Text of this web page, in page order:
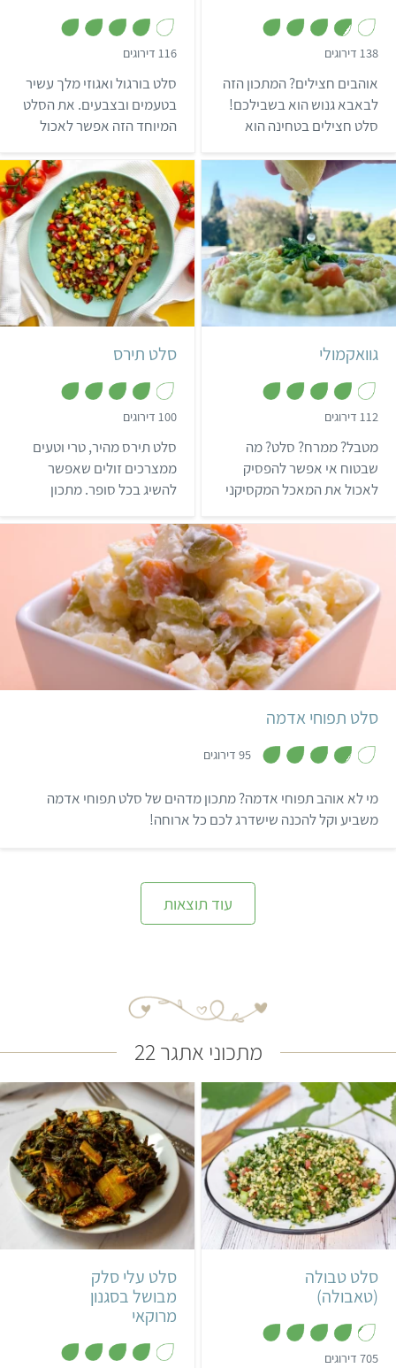
138 דירוגים
.
7
מ
ת
ו
אוהבים חצילים? המתכון הזה
לבאבא גנוש הוא בשבילכם!
סלט חצילים בטחינה הוא
כמנת צד, או כממרח למריחה
116 דירוגים
מ
ת
ו
ך
5
סלט בורגול ואגוזי מלך עשיר
בטעמים ובצבעים. את הסלט
המיוחד הזה אפשר לאכול
מרשימה לצד הארוחה.
הידעתם? אגוזי מלך הם מקור
לאומגה 3.
קל 10 דקות
4 מנות מקסיקני
גוואקמולי
112 דירוגים
.
1
מ
ת
ו
מטבל? ממרח? סלט? מה
שבטוח אי אפשר להפסיק
לאכול את המאכל המקסיקני
מקסיקני שתמיד עובד טוב
קל 15 דקות
6 מנות
סלט תירס
100 דירוגים
.
9
מ
ת
ו
סלט תירס מהיר, טרי וטעים
ממצרכים זולים שאפשר
להשיג בכל סופר. מתכון
סיטואציה – גם לארוחה
קלילה וגם כמנת צד חגיגית!
קל 55 דקות 4 מנות גרמני
סלט תפוחי אדמה
95 דירוגים
ת
ו
ך
מי לא אוהב תפוחי אדמה? מתכון מדהים של סלט תפוחי אדמה
משביע וקל להכנה שישדרג לכם כל ארוחה!
עוד תוצאות
מתכוני אתגר 22
קל 20 דקות
4 מנות ים תיכוני
סלט טבולה
(טאבולה)
705 דירוגים
קל 25 דקות
4 מנות מרוקאי
סלט עלי סלק
מבושל בסגנון
מרוקאי